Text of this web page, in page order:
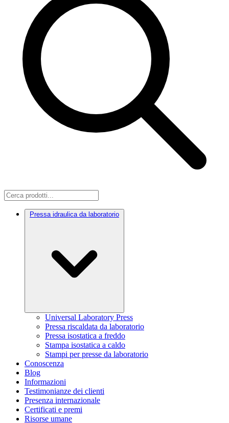
Pressa idraulica da laboratorio
Universal Laboratory Press
Pressa riscaldata da laboratorio
Pressa isostatica a freddo
Stampa isostatica a caldo
Stampi per presse da laboratorio
Conoscenza
Blog
Informazioni
Testimonianze dei clienti
Presenza internazionale
Certificati e premi
Risorse umane